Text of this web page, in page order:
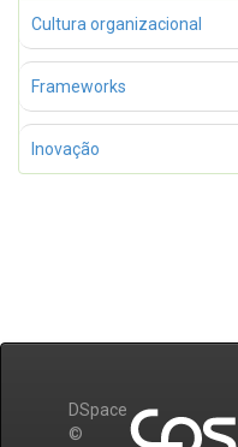
Cultura organizacional
Frameworks
Inovação
DSpace
©